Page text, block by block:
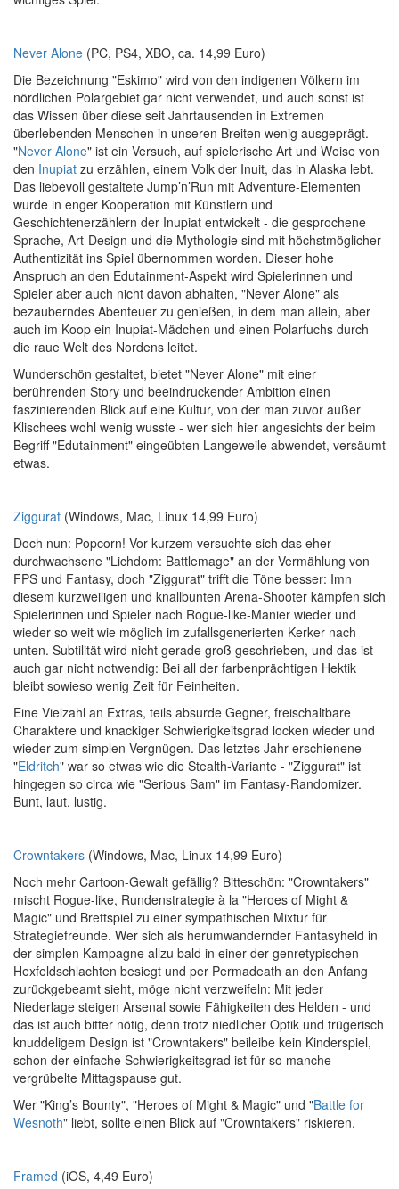
Never Alone (PC, PS4, XBO, ca. 14,99 Euro)
Die Bezeichnung "Eskimo" wird von den indigenen Völkern im
nördlichen Polargebiet gar nicht verwendet, und auch sonst ist
das Wissen über diese seit Jahrtausenden in Extremen
überlebenden Menschen in unseren Breiten wenig ausgeprägt.
"Never Alone" ist ein Versuch, auf spielerische Art und Weise von
den Inupiat zu erzählen, einem Volk der Inuit, das in Alaska lebt.
Das liebevoll gestaltete Jump’n’Run mit Adventure-Elementen
wurde in enger Kooperation mit Künstlern und
Geschichtenerzählern der Inupiat entwickelt - die gesprochene
Sprache, Art-Design und die Mythologie sind mit höchstmöglicher
Authentizität ins Spiel übernommen worden. Dieser hohe
Anspruch an den Edutainment-Aspekt wird Spielerinnen und
Spieler aber auch nicht davon abhalten, "Never Alone" als
bezauberndes Abenteuer zu genießen, in dem man allein, aber
auch im Koop ein Inupiat-Mädchen und einen Polarfuchs durch
die raue Welt des Nordens leitet.
Wunderschön gestaltet, bietet "Never Alone" mit einer
berührenden Story und beeindruckender Ambition einen
faszinierenden Blick auf eine Kultur, von der man zuvor außer
Klischees wohl wenig wusste - wer sich hier angesichts der beim
Begriff "Edutainment" eingeübten Langeweile abwendet, versäumt
etwas.
Ziggurat (Windows, Mac, Linux 14,99 Euro)
Doch nun: Popcorn! Vor kurzem versuchte sich das eher
durchwachsene "Lichdom: Battlemage" an der Vermählung von
FPS und Fantasy, doch "Ziggurat" trifft die Töne besser: Imn
diesem kurzweiligen und knallbunten Arena-Shooter kämpfen sich
Spielerinnen und Spieler nach Rogue-like-Manier wieder und
wieder so weit wie möglich im zufallsgenerierten Kerker nach
unten. Subtilität wird nicht gerade groß geschrieben, und das ist
auch gar nicht notwendig: Bei all der farbenprächtigen Hektik
bleibt sowieso wenig Zeit für Feinheiten.
Eine Vielzahl an Extras, teils absurde Gegner, freischaltbare
Charaktere und knackiger Schwierigkeitsgrad locken wieder und
wieder zum simplen Vergnügen. Das letztes Jahr erschienene
"Eldritch" war so etwas wie die Stealth-Variante - "Ziggurat" ist
hingegen so circa wie "Serious Sam" im Fantasy-Randomizer.
Bunt, laut, lustig.
Crowntakers (Windows, Mac, Linux 14,99 Euro)
Noch mehr Cartoon-Gewalt gefällig? Bitteschön: "Crowntakers"
mischt Rogue-like, Rundenstrategie à la "Heroes of Might &
Magic" und Brettspiel zu einer sympathischen Mixtur für
Strategiefreunde. Wer sich als herumwandernder Fantasyheld in
der simplen Kampagne allzu bald in einer der genretypischen
Hexfeldschlachten besiegt und per Permadeath an den Anfang
zurückgebeamt sieht, möge nicht verzweifeln: Mit jeder
Niederlage steigen Arsenal sowie Fähigkeiten des Helden - und
das ist auch bitter nötig, denn trotz niedlicher Optik und trügerisch
knuddeligem Design ist "Crowntakers" beileibe kein Kinderspiel,
schon der einfache Schwierigkeitsgrad ist für so manche
vergrübelte Mittagspause gut.
Wer "King’s Bounty", "Heroes of Might & Magic" und "Battle for
Wesnoth" liebt, sollte einen Blick auf "Crowntakers" riskieren.
Framed (iOS, 4,49 Euro)